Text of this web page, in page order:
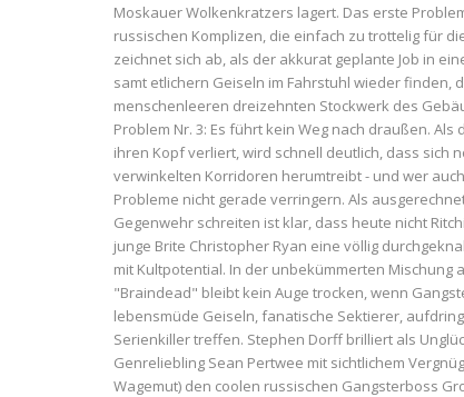
Moskauer Wolkenkratzers lagert. Das erste
russischen Komplizen, die einfach zu trottelig für
zeichnet sich ab, als der akkurat geplante Job in
samt etlichern Geiseln im Fahrstuhl wieder finden,
menschenleeren dreizehnten Stockwerk des
Problem Nr. 3: Es führt kein Weg nach draußen.
ihren Kopf verliert, wird schnell deutlich, dass sich
verwinkelten Korridoren herumtreibt - und wer
Probleme nicht gerade verringern. Als
Gegenwehr schreiten ist klar, dass heute nicht
junge Brite Christopher Ryan eine völlig
mit Kultpotential. In der unbekümmerten Mischung
"Braindead" bleibt kein Auge trocken, wenn
lebensmüde Geiseln, fanatische Sektierer,
Serienkiller treffen. Stephen Dorff brilliert als
Genreliebling Sean Pertwee mit sichtlichem
Wagemut) den coolen russischen Gangsterboss